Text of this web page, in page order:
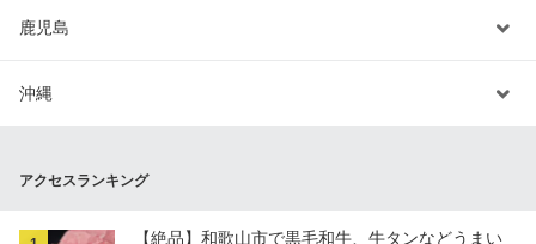
鹿児島
沖縄
アクセスランキング
【絶品】和歌山市で黒毛和牛、牛タンなどうまい